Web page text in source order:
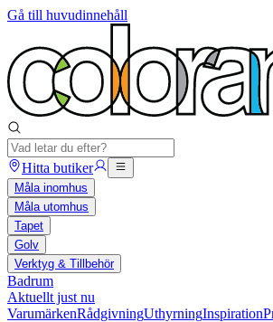
Gå till huvudinnehåll
Hitta butiker
Måla inomhus
Måla utomhus
Tapet
Golv
Verktyg & Tillbehör
Badrum
Aktuellt just nu
VarumärkenRådgivningUthyrningInspiration